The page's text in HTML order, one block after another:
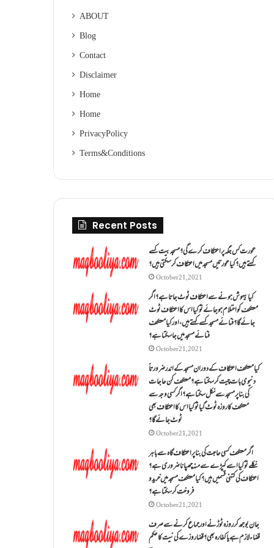
ABOUT
Blog
Contact
Disclaimer
Home
Home
Privacy Policy
Terms & Conditions
Recent Posts
عورت کس جگہ پر اعتکاف کرے گی؟مسجد بیت کسے
کہتے ہیں؟کیا عورتیں مسجد میں اعتکاف کر سکتی ہیں؟
October 21, 2021
کیا بیہوش ہونے سے اعتکاف ٹوٹ جاتا ہے؟ اگر
معتکف کو احتلام ہو جائے تو کیا اس کا اعتکاف ٹوٹ
جائے گا؟فنائے مسجد کسے کہتے ہیں ، اور کیا معتکف
فنائے مسجد میں جا سکتا ہے؟
October 21, 2021
کیا معتکف اعتکاف کے دوران مسجد کے اندر ضرورتاً
دنیوی بات چیت کر سکتا ہے؟معتکف کن حاجات
کی بنا پر مسجد سے نکل سکتا ہے؟ اگر کسی وجہ سے
معتکف کا روزہ ٹوٹ گیا تو کیا اس کا اعتکاف بھی
ٹوٹ جائے گا؟
October 21, 2021
اگر معتکف کسی حاجت کی بنا پر اعتکاف گاہ سے باہر
نکلے تو کیا اسے کپڑے سے منہ چھپانا ضروری ہے؟
اعتکاف کی کتنی قسمیں ہیں؟کیا معتکف مسجد میں خرید و
فروخت کر سکتا ہے؟
October 21, 2021
جان بوجھ کر روزہ ٹوڑنے اور جماع کرنے سے صرف
قضاء لازم ہے یا کفارہ بھی؟ قضا روزے کی نیت کا حکم